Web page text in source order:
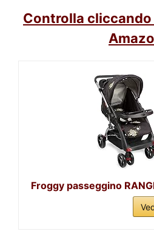
Controlla cliccando
Froggy passeggino